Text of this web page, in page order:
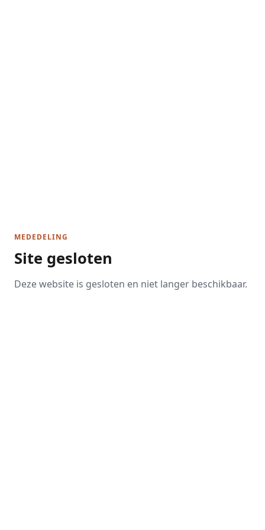
MEDEDELING
Site gesloten
Deze website is gesloten en niet langer beschikbaar.